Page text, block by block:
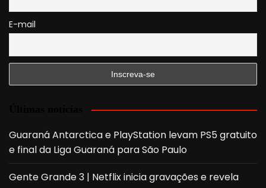
E-mail
Guaraná Antarctica e PlayStation levam PS5 gratuito
e final da Liga Guaraná para São Paulo
Gente Grande 3 | Netflix inicia gravações e revela